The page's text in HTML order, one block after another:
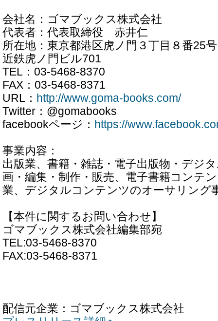
会社名：ゴマブックス株式会社
代表者：代表取締役 赤井仁
所在地：東京都港区虎ノ門３丁目８番25号
近鉄虎ノ門ビル701
TEL：03-5468-8370
FAX：03-5468-8371
URL： http://www.goma-books.com/
Twitter：@gomabooks
facebookページ： https://
事業内容：
出版業、書籍・雑誌・電子出版物・デジ
画・編集・制作・販売、電子書籍コンテ
業、デジタルコンテンツのオーサリング
【本件に関するお問い合わせ】
ゴマブックス株式会社編集部宛
TEL:03-5468-8370
FAX:03-5468-8371
配信元企業：ゴマブックス株式会社